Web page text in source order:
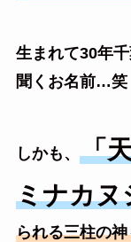
生まれて30年
聞くお名前…笑
しかも、 「
ミナカヌ
られる三柱の